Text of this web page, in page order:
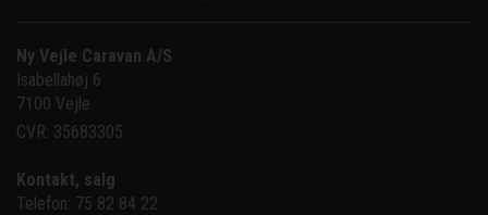
Ny Vejle Caravan A/S
Isabellahøj 6
7100 Vejle
CVR: 35683305
Kontakt, salg
Telefon: 75 82 84 22